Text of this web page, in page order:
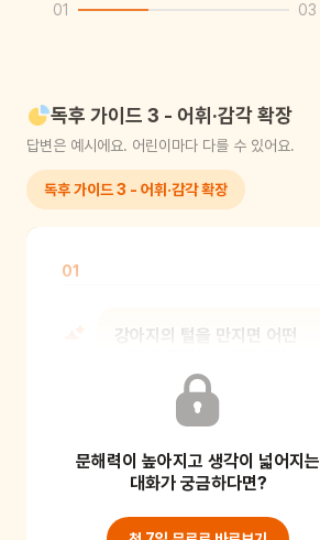
01 03
독후 가이드 3 - 어휘·감각 확장
답변은 예시에요. 어린이마다 다를 수 있어요.
독후 가이드 3 - 어휘·감각 확장
01
강아지의 털을 만지면 어떤
부드러울까 아니면 가을날의
낙엽처럼 바
[보호자 가이드] 감각적인 비유를
연습이에요. 즉, 눈에 보
문해력이 높아지고 생각이 넓어지는
대화가 궁금하다면?